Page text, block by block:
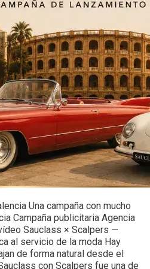
Una campaña con mucho
Campaña publicitaria Agencia
Sauclass × Scalpers —
al servicio de la moda Hay
de forma natural desde el
con Scalpers fue una de